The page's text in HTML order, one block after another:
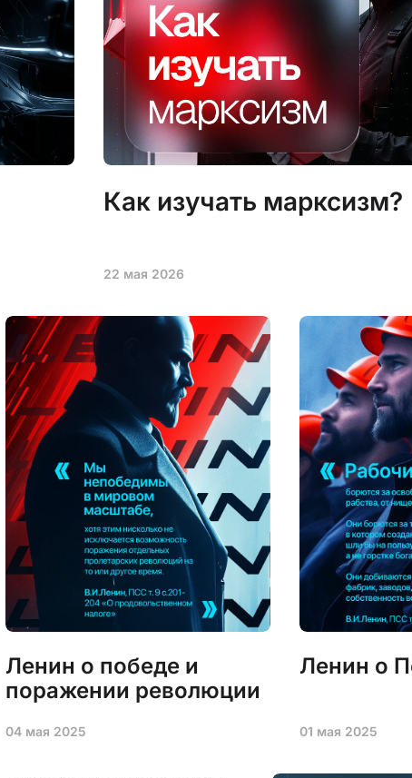
Как изучать марксизм?
22 мая 2026
Ленин о победе и
поражении революции
04 мая 2025
Ленин о
01 мая 2025